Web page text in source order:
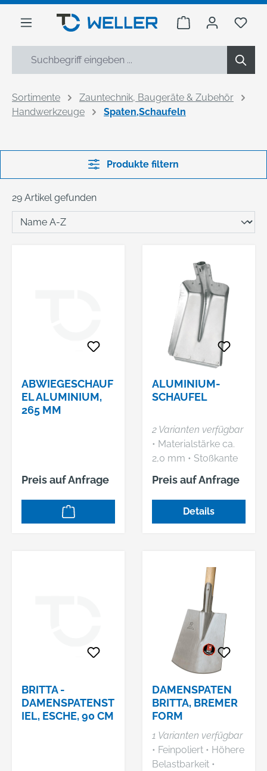
springen
Warenkorb Du
Sortimente
Zauntechnik, Baugeräte & Zubehör
Handwerkzeuge
Spaten,Schaufeln
Produkte filtern
29 Artikel gefunden
ABWIEGESCHAUF
EL ALUMINIUM,
265 MM
Preis auf Anfrage
ALUMINIUM-
SCHAUFEL
2 Varianten verfügbar
• Materialstärke ca.
2,0 mm • Stoßkante
verzinkt Lieferung:
Ohne Stiel.
Preis auf Anfrage
Details
BRITTA -
DAMENSPATENST
IEL, ESCHE, 90 CM
DAMENSPATEN
BRITTA, BREMER
FORM
1 Varianten verfügbar
• Feinpoliert • Höhere
Belastbarkeit •